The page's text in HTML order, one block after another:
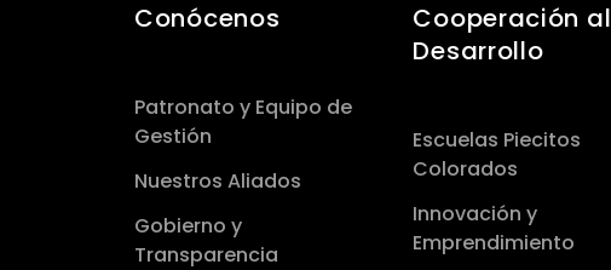
Conócenos
Patronato y Equipo de
Gestión
Nuestros Aliados
Gobierno y
Transparencia
Cooperación al
Desarrollo
Escuelas Piecitos
Colorados
Innovación y
Emprendimiento